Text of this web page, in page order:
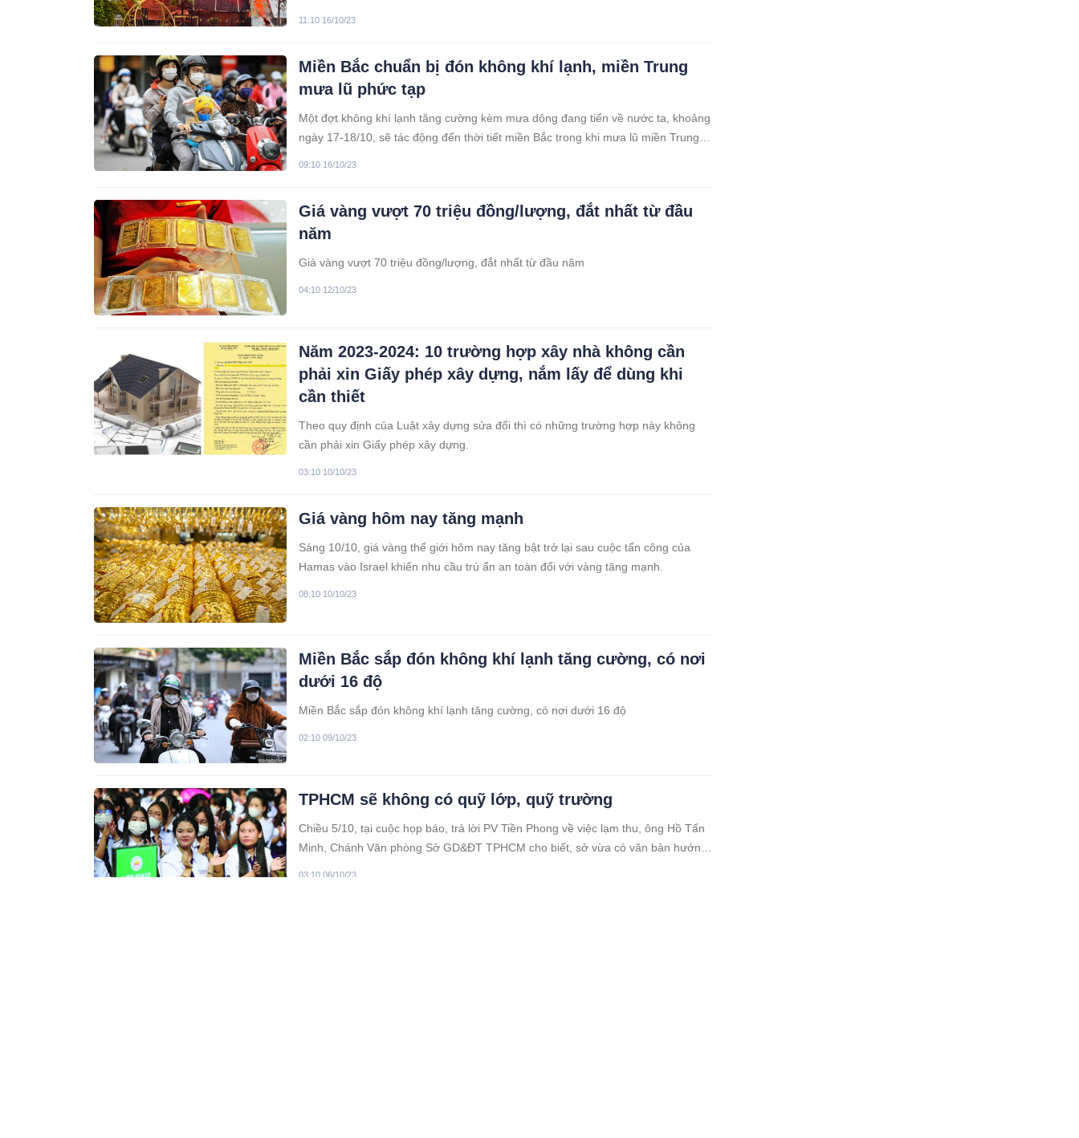
11:10 16/10/23
Miền Bắc chuẩn bị đón không khí lạnh, miền Trung
mưa lũ phức tạp
Một đợt không khí lạnh tăng cường kèm mưa dông đang tiến về nước ta, khoảng
ngày 17-18/10, sẽ tác động đến thời tiết miền Bắc trong khi mưa lũ miền Trung
09:10 16/10/23
Giá vàng vượt 70 triệu đồng/lượng, đắt nhất từ đầu
năm
Giá vàng vượt 70 triệu đồng/lượng, đắt nhất từ đầu năm
04:10 12/10/23
Năm 2023-2024: 10 trường hợp xây nhà không cần
phải xin Giấy phép xây dựng, nắm lấy để dùng khi
cần thiết
Theo quy định của Luật xây dựng sửa đổi thì có những trường hợp này không
cần phải xin Giấy phép xây dựng.
03:10 10/10/23
Giá vàng hôm nay tăng mạnh
Sáng 10/10, giá vàng thế giới hôm nay tăng bật trở lại sau cuộc tấn công của
Hamas vào Israel khiến nhu cầu trú ẩn an toàn đối với vàng tăng mạnh.
08:10 10/10/23
Miền Bắc sắp đón không khí lạnh tăng cường, có nơi
dưới 16 độ
Miền Bắc sắp đón không khí lạnh tăng cường, có nơi dưới 16 độ
02:10 09/10/23
TPHCM sẽ không có quỹ lớp, quỹ trường
Chiều 5/10, tại cuộc họp báo, trả lời PV Tiền Phong về việc lạm thu, ông Hồ Tấn
Minh, Chánh Văn phòng Sở GD&ĐT TPHCM cho biết, sở vừa có văn bản hướng
03:10 06/10/23